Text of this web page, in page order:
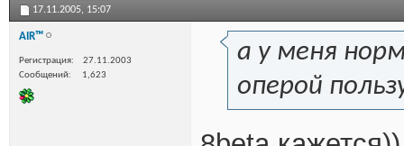
17.11.2005, 15:07
AIR™
Регистрация
27.11.2003
Сообщений
1,623
а у меня
оперой